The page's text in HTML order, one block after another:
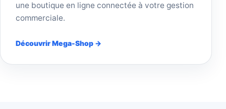
une boutique en ligne connectée à votre gestion
commerciale.
Découvrir Mega-Shop →